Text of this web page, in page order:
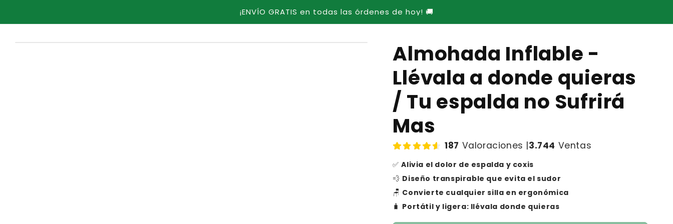
contenido
¡ENVÍO GRATIS en todas las órdenes de hoy! 🚚
directamente
Almohada Inflable -
Llévala a donde quieras
/ Tu espalda no Sufrirá
Mas
187 Valoraciones |3.744 Ventas
✅Alivia el dolor de espalda y coxis
💨 Diseño transpirable que evita el sudor
🪑 Convierte cualquier silla en ergonómica
🧳 Portátil y ligera: llévala donde quieras